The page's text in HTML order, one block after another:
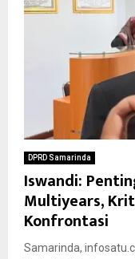
DPRD Samarinda
Iswandi:
Multiyears,
Konfrontasi
Samarinda,